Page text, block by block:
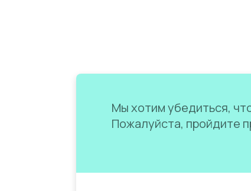
Мы хотим убедиться,
Пожалуйста, пройдите